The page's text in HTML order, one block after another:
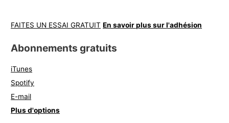
FAITES UN ESSAI GRATUIT En savoir plus sur l'adhésion
Abonnements gratuits
iTunes
Spotify
E-mail
Plus d'options